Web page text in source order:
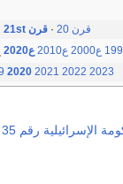
قرن 20 ·قرن 21st
ع2000 ع2010 ع2020
2020 2021 2022 2023
الإسرائيلية رقم 35